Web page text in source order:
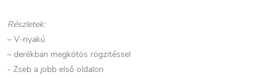
Részletek:
– V-nyakú
– derékban megkötös rögzitéssel
- Zseb a jobb első oldalon